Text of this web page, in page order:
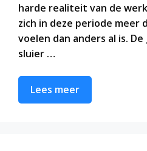
harde realiteit van de
zich in deze periode meer
voelen dan anders al is.
sluier …
Lees meer